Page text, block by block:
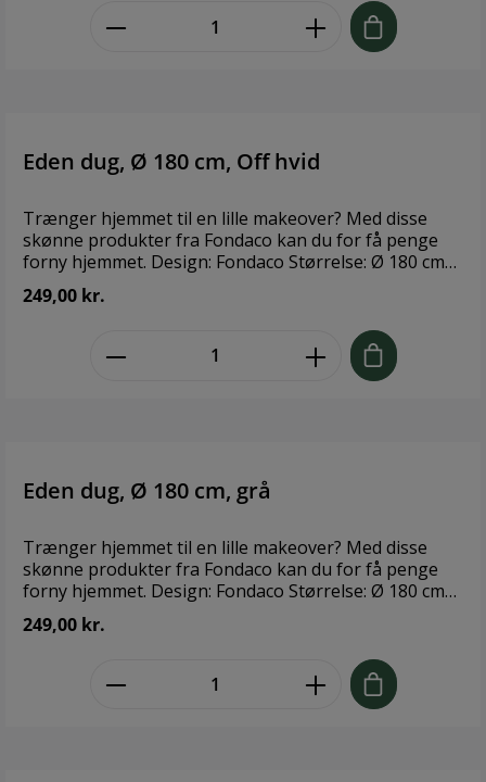
Eden dug, Ø 180 cm, Off hvid
Trænger hjemmet til en lille makeover? Med disse
skønne produkter fra Fondaco kan du for få penge
forny hjemmet. Design: Fondaco Størrelse: Ø 180 cm
Materiale: 100 % Bomuld Vaskeanvisning: 60°
249,00 kr.
Eden dug, Ø 180 cm, grå
Trænger hjemmet til en lille makeover? Med disse
skønne produkter fra Fondaco kan du for få penge
forny hjemmet. Design: Fondaco Størrelse: Ø 180 cm
Materiale: 100 % Bomuld Vaskeanvisning: 60°
249,00 kr.